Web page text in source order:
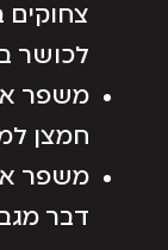
צחוקים
לכושר
משפר
חמצן
משפר
דבר